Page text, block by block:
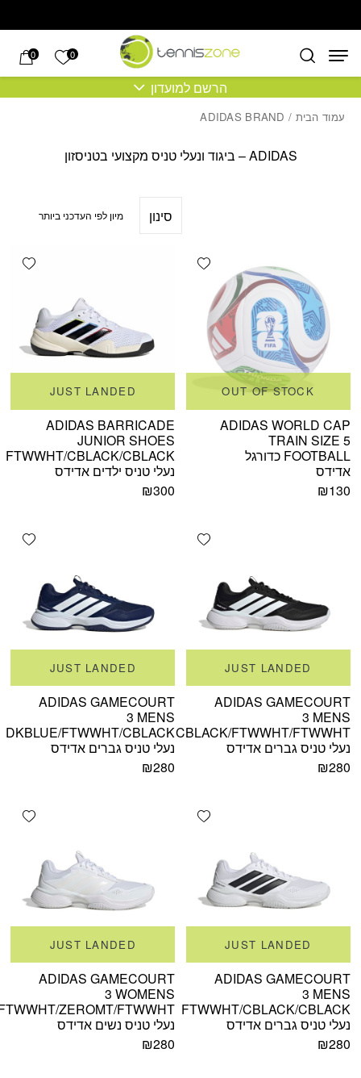
0 הרשימה
0
הרשם למועדון
עמוד הבית / ADIDAS BRAND
ADIDAS – ביגוד ונעלי טניס מקצועי בטניסזון
סינון
Add wishlist
OUT OF STOCK
ADIDAS WORLD CAP
TRAIN SIZE 5
FOOTBALL כדורגל
אדידס
₪130
JUST LANDED
ADIDAS BARRICADE
JUNIOR SHOES
FTWWHT/CBLACK/CBLACK
נעלי טניס ילדים אדידס
₪300
Add wishlist
JUST LANDED
ADIDAS GAMECOURT
3 MENS
CBLACK/FTWWHT/FTWWHT
נעלי טניס גברים אדידס
₪280
JUST LANDED
ADIDAS GAMECOURT
3 MENS
DKBLUE/FTWWHT/CBLACK
נעלי טניס גברים אדידס
₪280
Add wishlist
JUST LANDED
ADIDAS GAMECOURT
3 MENS
FTWWHT/CBLACK/CBLACK
נעלי טניס גברים אדידס
₪280
JUST LANDED
ADIDAS GAMECOURT
3 WOMENS
ZEROMT/FTWWHT
נעלי טניס נשים אדידס
₪280